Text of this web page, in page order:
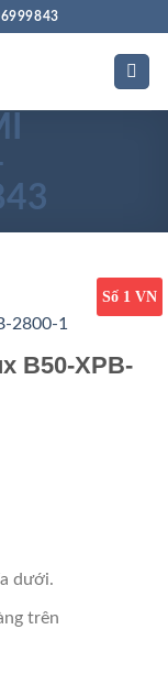
Số 1 VN
B50-XPB-
dưới.
trên